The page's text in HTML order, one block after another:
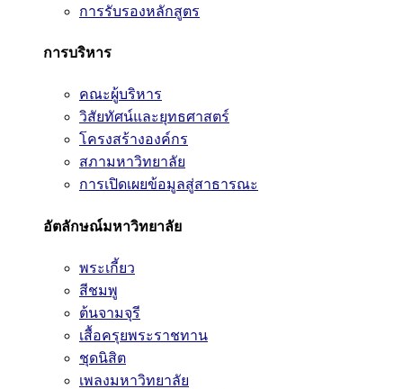
การรับรองหลักสูตร
การบริหาร
คณะผู้บริหาร
วิสัยทัศน์และยุทธศาสตร์
โครงสร้างองค์กร
สภามหาวิทยาลัย
การเปิดเผยข้อมูลสู่สาธารณะ
อัตลักษณ์มหาวิทยาลัย
พระเกี้ยว
สีชมพู
ต้นจามจุรี
เสื้อครุยพระราชทาน
ชุดนิสิต
เพลงมหาวิทยาลัย